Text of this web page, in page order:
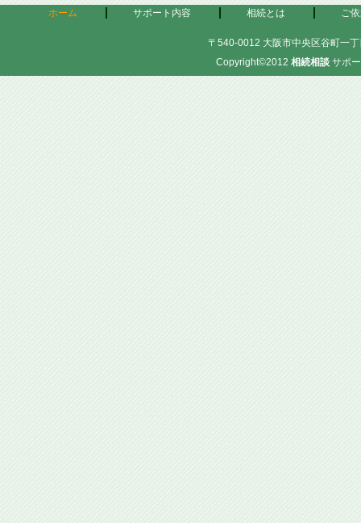
ホーム サポート内容 相続とは ご
〒540-0012 大阪市中央区谷町一
Copyright©2012 相続相談 サポ